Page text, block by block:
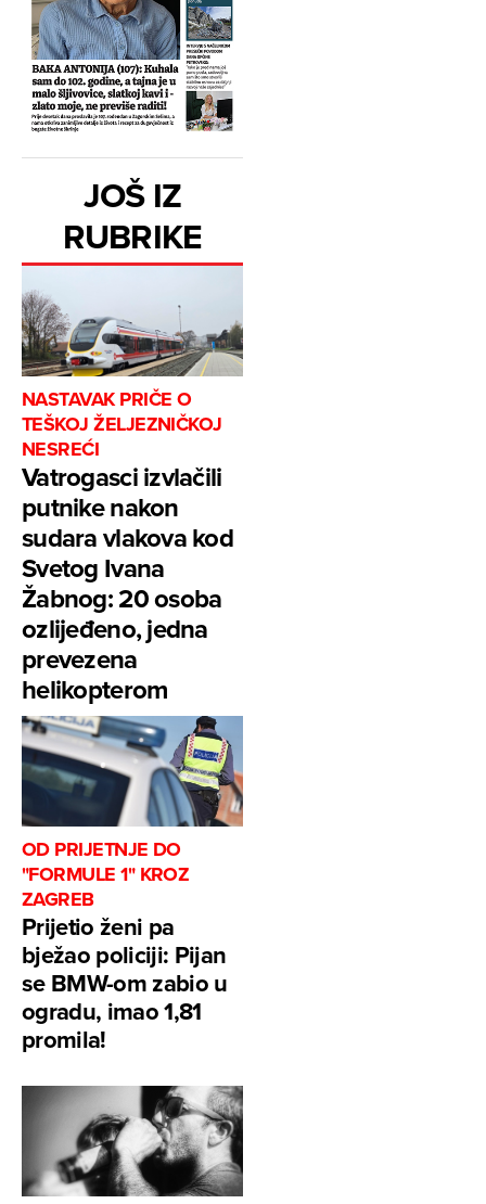
JOŠ IZ
RUBRIKE
NASTAVAK PRIČE O
TEŠKOJ ŽELJEZNIČKOJ
NESREĆI
Vatrogasci izvlačili
putnike nakon
sudara vlakova kod
Svetog Ivana
Žabnog: 20 osoba
ozlijeđeno, jedna
prevezena
helikopterom
OD PRIJETNJE DO
"FORMULE 1" KROZ
ZAGREB
Prijetio ženi pa
bježao policiji: Pijan
se BMW-om zabio u
ogradu, imao 1,81
promila!